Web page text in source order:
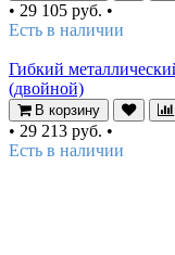
• 29 105 руб. •
Есть в наличии
Гибкий
(двойной)
В корзину
• 29 213 руб. •
Есть в наличии